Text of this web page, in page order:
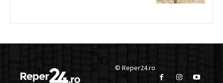
© Reper24.ro